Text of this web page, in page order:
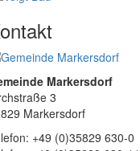
Markersdorf
3
Markersdorf
+49 (0)35829 630-0